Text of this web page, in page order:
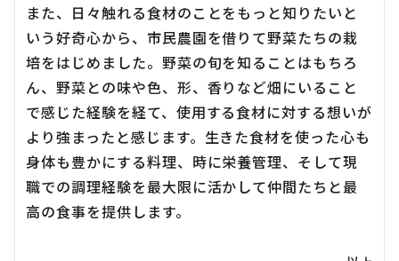
また、日々触れる食材のことをもっと知りたいと
いう好奇心から、市民農園を借りて野菜たちの栽
培をはじめました。野菜の旬を知ることはもちろ
ん、野菜との味や色、形、香りなど畑にいること
で感じた経験を経て、使用する食材に対する想いが
より強まったと感じます。生きた食材を使った心も
身体も豊かにする料理、時に栄養管理、そして現
職での調理経験を最大限に活かして仲間たちと最
高の食事を提供します。